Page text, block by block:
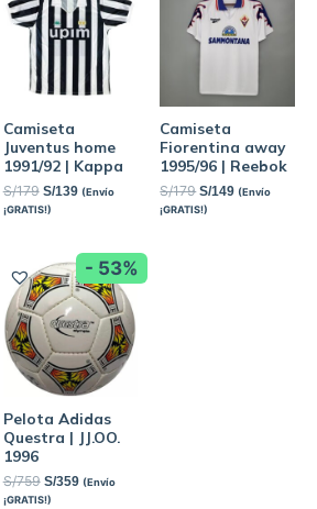
Camiseta
Juventus home
1991/92 | Kappa
S/179 S/139 (Envío
¡GRATIS!)
Camiseta
Fiorentina away
1995/96 | Reebok
S/179 S/149 (Envío
¡GRATIS!)
- 53%
Pelota Adidas
Questra | JJ.OO.
1996
S/759 S/359 (Envío
¡GRATIS!)